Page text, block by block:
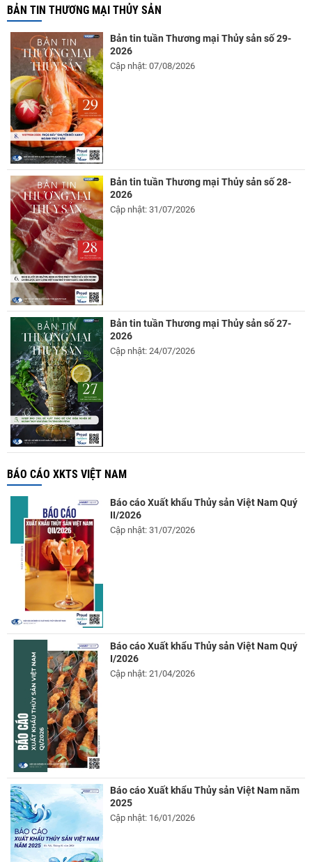
BẢN TIN THƯƠNG MẠI THỦY SẢN
Bản tin tuần Thương mại Thủy sản số 29-
2026
Cập nhật: 07/08/2026
Bản tin tuần Thương mại Thủy sản số 28-
2026
Cập nhật: 31/07/2026
Bản tin tuần Thương mại Thủy sản số 27-
2026
Cập nhật: 24/07/2026
BÁO CÁO XKTS VIỆT NAM
Báo cáo Xuất khẩu Thủy sản Việt Nam Quý
II/2026
Cập nhật: 31/07/2026
Báo cáo Xuất khẩu Thủy sản Việt Nam Quý
I/2026
Cập nhật: 21/04/2026
Báo cáo Xuất khẩu Thủy sản Việt Nam năm
2025
Cập nhật: 16/01/2026